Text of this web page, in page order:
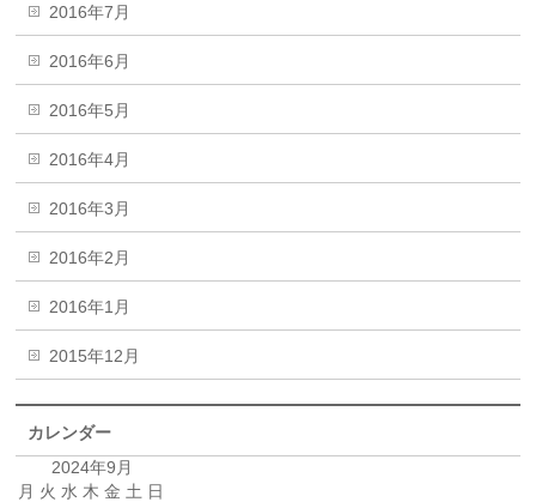
2016年7月
2016年6月
2016年5月
2016年4月
2016年3月
2016年2月
2016年1月
2015年12月
カレンダー
2024年9月
月 火 水 木 金 土 日